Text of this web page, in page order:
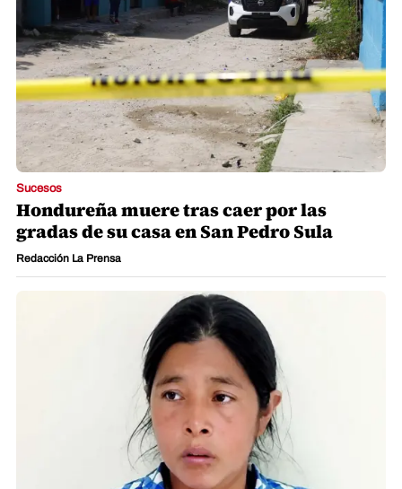
Sucesos
Hondureña muere tras caer por las
gradas de su casa en San Pedro Sula
Redacción La Prensa